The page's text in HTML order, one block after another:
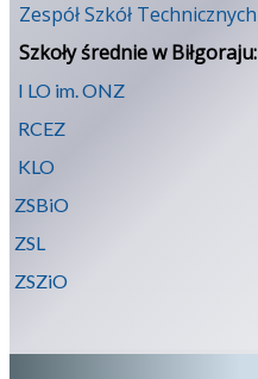
Zespół Szkół Technicznych
Szkoły średnie w Biłgoraju:
I LO im. ONZ
RCEZ
KLO
ZSBiO
ZSL
ZSZiO